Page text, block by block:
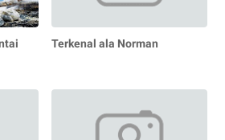
Terkenal ala Norman